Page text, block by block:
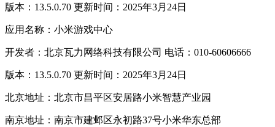
版本：13.5.0.70 更新时间：2025年3月24日
应用名称：小米游戏中心
开发者：北京瓦力网络科技有限公司 电话：010-60606666
版本：13.5.0.70 更新时间：2025年3月24日
北京地址：北京市昌平区安居路小米智慧产业园
南京地址：南京市建邺区永初路37号小米华东总部